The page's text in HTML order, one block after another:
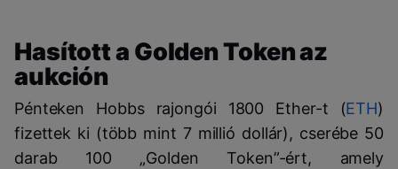
Hasított a Golden Token az
aukción
Pénteken Hobbs rajongói 1800 Ether-t (ETH)
fizettek ki (több mint 7 millió dollár), cserébe 50
darab 100 „Golden Token”-ért, amely